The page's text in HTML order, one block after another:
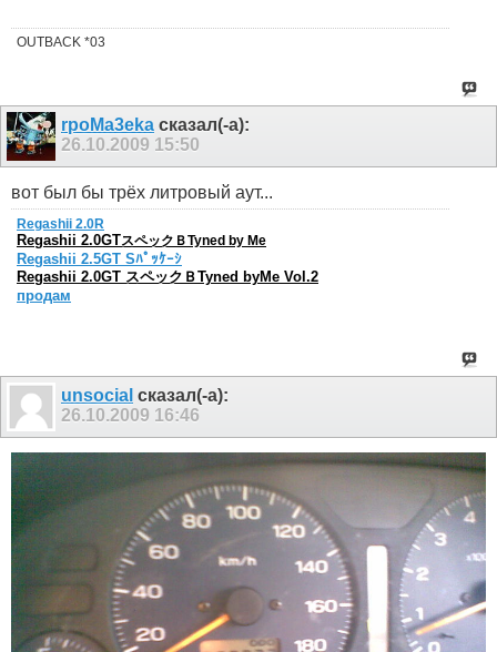
OUTBACK *03
rpoMa3eka сказал(-а):
26.10.2009 15:50
вот был бы трёх литровый аут...
Regashii 2.0R
Regashii 2.0GTスペックＢTyned by Me
Regashii 2.5GT Sﾊﾟｯｹｰｼ
Regashii 2.0GT スペックＢTyned byMe Vol.2
продам
unsocial сказал(-а):
26.10.2009 16:46